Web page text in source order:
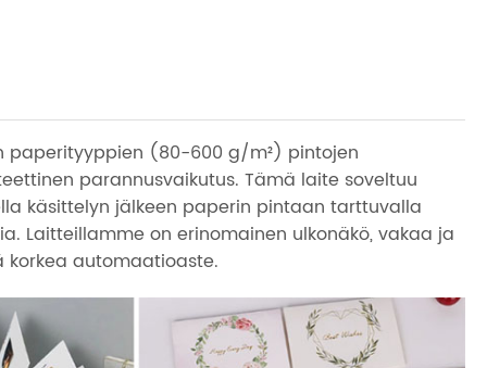
paperityyppien (80-600 g/m²) pintojen
parannusvaikutus. Tämä laite soveltuu
käsittelyn jälkeen paperin pintaan tarttuvalla
Laitteillamme on erinomainen ulkonäkö, vakaa ja
korkea automaatioaste.